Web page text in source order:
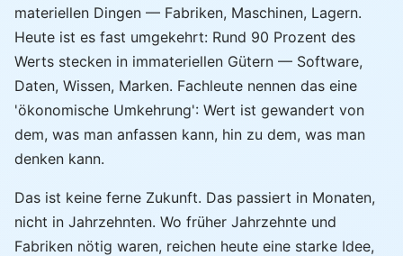
materiellen Dingen — Fabriken, Maschinen, Lagern.
Heute ist es fast umgekehrt: Rund 90 Prozent des
Werts stecken in immateriellen Gütern — Software,
Daten, Wissen, Marken. Fachleute nennen das eine
'ökonomische Umkehrung': Wert ist gewandert von
dem, was man anfassen kann, hin zu dem, was man
denken kann.
Das ist keine ferne Zukunft. Das passiert in Monaten,
nicht in Jahrzehnten. Wo früher Jahrzehnte und
Fabriken nötig waren, reichen heute eine starke Idee,